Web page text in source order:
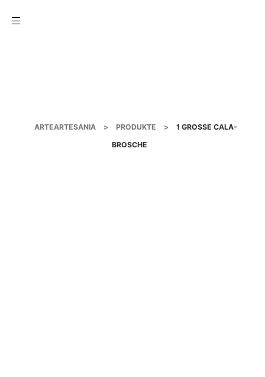
ARTEARTESANIA > PRODUKTE >
1 GROSSE CALA-B
ROSCHE